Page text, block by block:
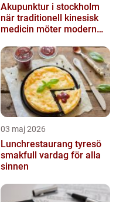
Akupunktur i stockholm
när traditionell kinesisk
medicin möter modern
03 maj 2026
Lunchrestaurang tyresö
smakfull vardag för alla
sinnen